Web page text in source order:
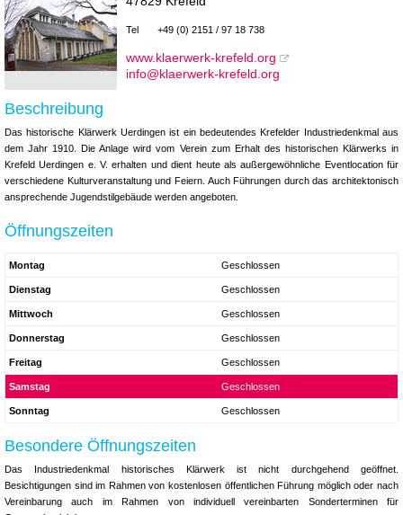
Tel +49 (0) 2151 / 97 18 738
www.klaerwerk-krefeld.org
info@klaerwerk-krefeld.org
Beschreibung
Das historische Klärwerk Uerdingen ist ein bedeutendes Krefelder Industriedenkmal aus
dem Jahr 1910. Die Anlage wird vom Verein zum Erhalt des historischen Klärwerks in
Krefeld Uerdingen e. V. erhalten und dient heute als außergewöhnliche Eventlocation für
verschiedene Kulturveranstaltung und Feiern. Auch Führungen durch das architektonisch
ansprechende Jugendstilgebäude werden angeboten.
Öffnungszeiten
Montag Geschlossen
Dienstag Geschlossen
Mittwoch Geschlossen
Donnerstag Geschlossen
Freitag Geschlossen
Samstag Geschlossen
Sonntag Geschlossen
Besondere Öffnungszeiten
Das Industriedenkmal historisches Klärwerk ist nicht durchgehend geöffnet.
Besichtigungen sind im Rahmen von kostenlosen öffentlichen Führung möglich oder nach
Vereinbarung auch im Rahmen von individuell vereinbarten Sonderterminen für